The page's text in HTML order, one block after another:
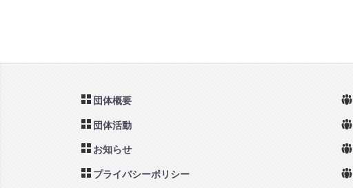
団体概要
団体活動
お知らせ
プライバシーポリシー